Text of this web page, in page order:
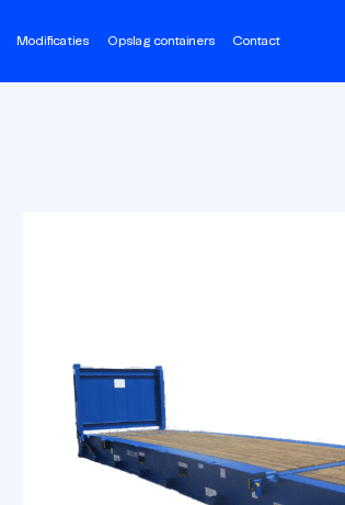
Modificaties Opslag containers Contact